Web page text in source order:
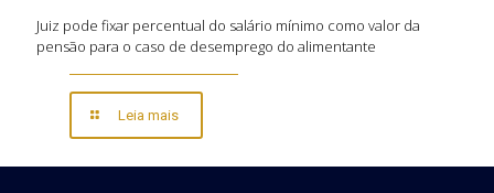
Juiz pode fixar percentual do salário mínimo como valor da
pensão para o caso de desemprego do alimentante
Leia mais